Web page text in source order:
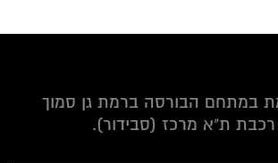
במתחם הבורסה ברמת גן סמוך
ת"א מרכז (סבידור).